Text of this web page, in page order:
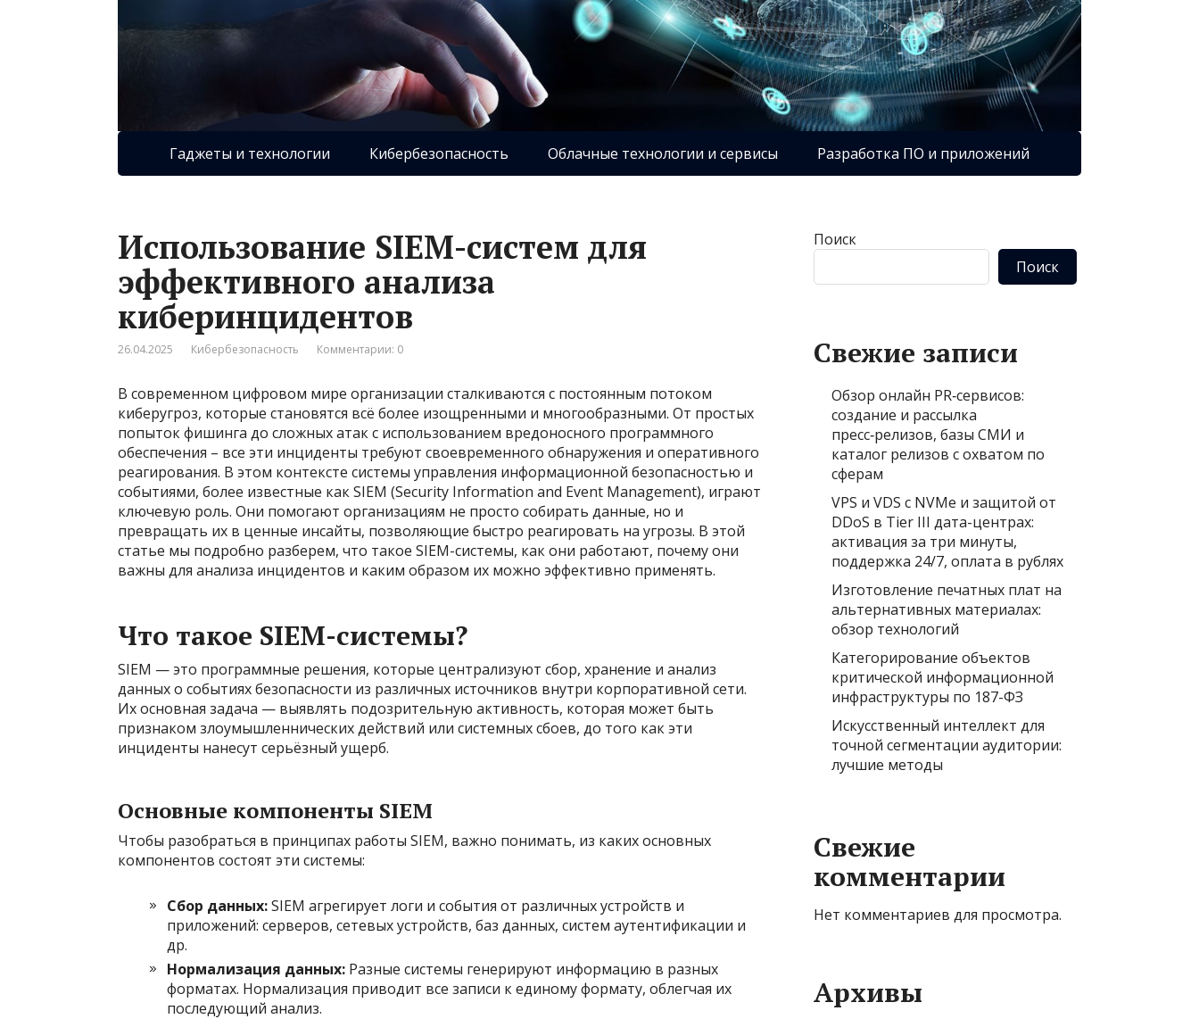
Гаджеты и технологии Кибербезопасность Облачные технологии и сервисы Разработка ПО и приложений
Использование SIEM-систем для
эффективного анализа
киберинцидентов
26.04.2025 Кибербезопасность Комментарии: 0
В современном цифровом мире организации сталкиваются с постоянным потоком
киберугроз, которые становятся всё более изощренными и многообразными. От простых
попыток фишинга до сложных атак с использованием вредоносного программного
обеспечения – все эти инциденты требуют своевременного обнаружения и оперативного
реагирования. В этом контексте системы управления информационной безопасностью и
событиями, более известные как SIEM (Security Information and Event Management), играют
ключевую роль. Они помогают организациям не просто собирать данные, но и
превращать их в ценные инсайты, позволяющие быстро реагировать на угрозы. В этой
статье мы подробно разберем, что такое SIEM-системы, как они работают, почему они
важны для анализа инцидентов и каким образом их можно эффективно применять.
Что такое SIEM-системы?
SIEM — это программные решения, которые централизуют сбор, хранение и анализ
данных о событиях безопасности из различных источников внутри корпоративной сети.
Их основная задача — выявлять подозрительную активность, которая может быть
признаком злоумышленнических действий или системных сбоев, до того как эти
инциденты нанесут серьёзный ущерб.
Основные компоненты SIEM
Чтобы разобраться в принципах работы SIEM, важно понимать, из каких основных
компонентов состоят эти системы:
Сбор данных:SIEM агрегирует логи и события от различных устройств и
приложений: серверов, сетевых устройств, баз данных, систем аутентификации и
др.
Нормализация данных: Разные системы генерируют информацию в разных
форматах. Нормализация приводит все записи к единому формату, облегчая их
последующий анализ.
Поиск
Поиск
Свежие записи
Обзор онлайн PR‑сервисов:
создание и рассылка
пресс‑релизов, базы СМИ и
каталог релизов с охватом по
сферам
VPS и VDS с NVMe и защитой от
DDoS в Tier III дата-центрах:
активация за три минуты,
поддержка 24/7, оплата в рублях
Изготовление печатных плат на
альтернативных материалах:
обзор технологий
Категорирование объектов
критической информационной
инфраструктуры по 187-ФЗ
Искусственный интеллект для
точной сегментации аудитории:
лучшие методы
Свежие
комментарии
Нет комментариев для просмотра.
Архивы